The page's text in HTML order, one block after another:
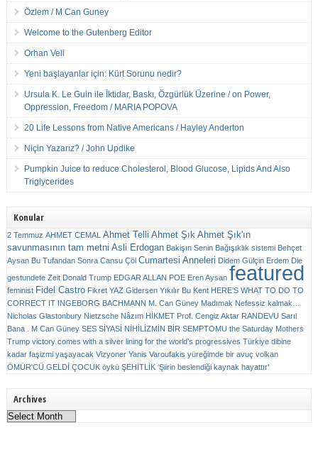
Özlem / M Can Guney
Welcome to the Gutenberg Editor
Orhan Veli
Yeni başlayanlar için: Kürt Sorunu nedir?
Ursula K. Le Guin ile İktidar, Baskı, Özgürlük Üzerine / on Power,
Oppression, Freedom / MARIA POPOVA
20 Life Lessons from Native Americans / Hayley Anderton
Niçin Yazarız? / John Updike
Pumpkin Juice to reduce Cholesterol, Blood Glucose, Lipids And Also
Triglycerides
Konular
2 Temmuz AHMET CEMAL Ahmet Telli Ahmet Şık Ahmet Şık'ın
savunmasının tam metni Asli Erdogan Bakişın Senin Bağışıklık sistemi Behçet
Aysan Bu Tufandan Sonra Cansu Çöl Cumartesi Anneleri Didem Gülçin Erdem Die
gestundete Zeit Donald Trump EDGAR ALLAN POE Eren Aysan featured
feminist Fidel Castro Fikret YAZ Gidersen Yıkılır Bu Kent HERE’S WHAT TO DO TO
CORRECT IT INGEBORG BACHMANN M. Can Güney Madımak Nefessiz kalmak…
Nicholas Glastonbury Nietzsche Nâzım HİKMET Prof. Cengiz Aktar RANDEVU Sarıl
Bana . M Can Güney SES SİYASİ NİHİLİZMİN BİR SEMPTOMU the Saturday Mothers
Trump victory comes with a silver lining for the world’s progressives Türkiye dibine
kadar faşizmi yaşayacak Vizyoner Yanis Varoufakis yüreğimde bir avuç volkan
ÖMÜR'CÜ GELDİ ÇOCUK öykü ŞEHİTLİK ‘Şiirin beslendiği kaynak hayattır’
Archives
Archives